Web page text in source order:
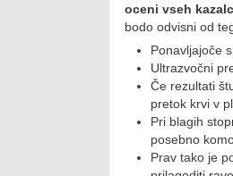
oceni vseh
bodo odvisni od
Ponavljajoče
Ultrazvočni
Če rezultati
pretok krvi v
Pri blagih
posebno
Prav tako je